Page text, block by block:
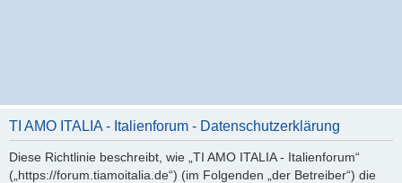
TI AMO ITALIA - Italienforum - Datenschutzerklärung
Diese Richtlinie beschreibt, wie „TI AMO ITALIA - Italienforum“
(„https://forum.tiamoitalia.de“) (im Folgenden „der Betreiber“) die